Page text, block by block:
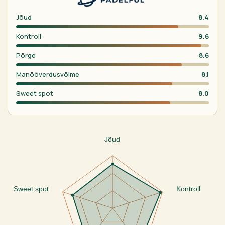
Jõud 8.4
Kontroll 9.6
Põrge 8.6
Manööverdusvõime 8.1
Sweet spot 8.0
Jõud
Kontroll
Sweet spot